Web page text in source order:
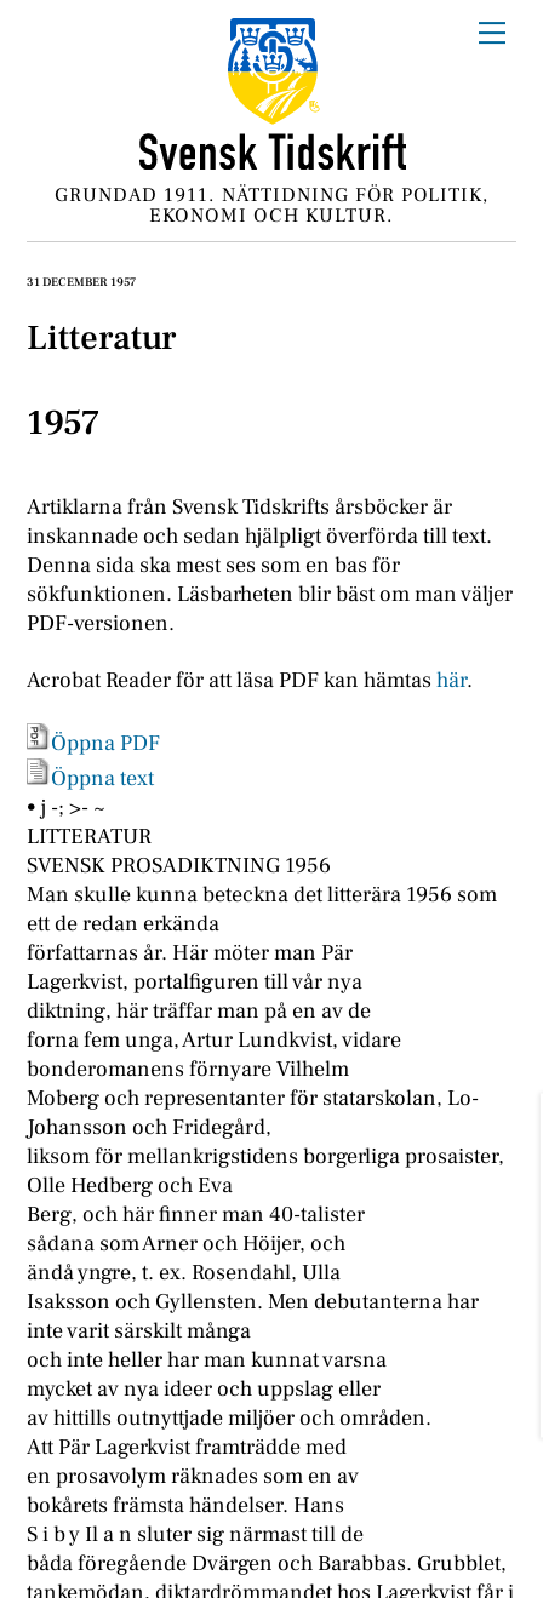
GRUNDAD 1911. NÄTTIDNING FÖR POLITIK,
EKONOMI OCH KULTUR.
31 DECEMBER 1957
Litteratur
1957
Artiklarna från Svensk Tidskrifts årsböcker är
inskannade och sedan hjälpligt överförda till text.
Denna sida ska mest ses som en bas för
sökfunktionen. Läsbarheten blir bäst om man väljer
PDF-versionen.
Acrobat Reader för att läsa PDF kan hämtashär.
Öppna PDF
Öppna text
• j -; >- ~
LITTERATUR
SVENSK PROSADIKTNING 1956
Man skulle kunna beteckna det litterära 1956 som
ett de redan erkända
författarnas år. Här möter man Pär
Lagerkvist, portalfiguren till vår nya
diktning, här träffar man på en av de
forna fem unga, Artur Lundkvist, vidare
bonderomanens förnyare Vilhelm
Moberg och representanter för statarskolan, Lo-
Johansson och Fridegård,
liksom för mellankrigstidens borgerliga prosaister,
Olle Hedberg och Eva
Berg, och här finner man 40-talister
sådana som Arner och Höijer, och
ändå yngre, t. ex. Rosendahl, Ulla
Isaksson och Gyllensten. Men debutanterna har
inte varit särskilt många
och inte heller har man kunnat varsna
mycket av nya ideer och uppslag eller
av hittills outnyttjade miljöer och områden.
Att Pär Lagerkvist framträdde med
en prosavolym räknades som en av
bokårets främsta händelser. Hans
S i b y Il a n sluter sig närmast till de
båda föregående Dvärgen och Barabbas. Grubblet,